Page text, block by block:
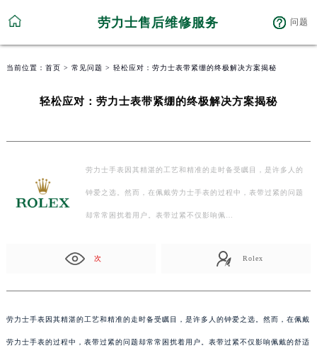
劳力士售后维修服务 问题
当前位置： 首页 > 常见问题 > 轻松应对：劳力士表带紧绷的终极解决方案揭秘
轻松应对：劳力士表带紧绷的终极解决方案揭秘
劳力士手表因其精湛的工艺和精准的走时备受瞩目，是许多人的
钟爱之选。然而，在佩戴劳力士手表的过程中，表带过紧的问题
却常常困扰着用户。表带过紧不仅影响佩…
次 Rolex
劳力士手表因其精湛的工艺和精准的走时备受瞩目，是许多人的钟爱之选。然而，在佩戴
劳力士手表的过程中，表带过紧的问题却常常困扰着用户。表带过紧不仅影响佩戴的舒适